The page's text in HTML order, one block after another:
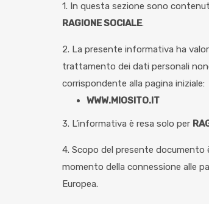
1. In questa sezione sono
RAGIONE SOCIALE.
2. La presente informativa ha
trattamento dei dati personali
corrispondente alla pagina iniziale:
WWW.MIOSITO.IT
3. L’informativa è resa solo per
4. Scopo del presente
momento della connessione alle
Europea.